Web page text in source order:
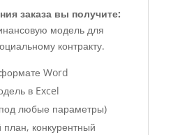
заказа вы получите:
модель для
контракту.
Word
в Excel
любые параметры)
конкурентный